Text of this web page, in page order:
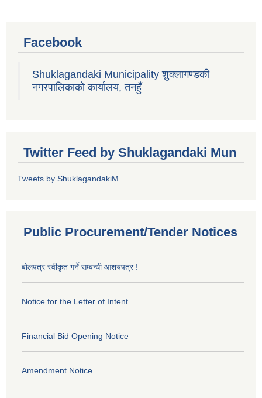
Facebook
Shuklagandaki Municipality शुक्लागण्डकी
नगरपालिकाको कार्यालय, तनहुँ
Twitter Feed by Shuklagandaki Mun
Tweets by ShuklagandakiM
Public Procurement/Tender Notices
बोलपत्र स्वीकृत गर्ने सम्बन्धी आशयपत्र !
Notice for the Letter of Intent.
Financial Bid Opening Notice
Amendment Notice